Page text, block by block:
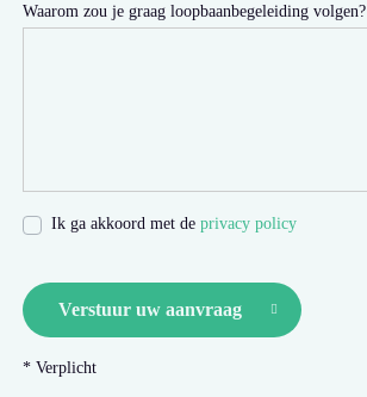
Waarom zou je graag loopbaanbegeleiding volgen?
Ik ga akkoord met deprivacy policy
Verstuur uw aanvraag
* Verplicht